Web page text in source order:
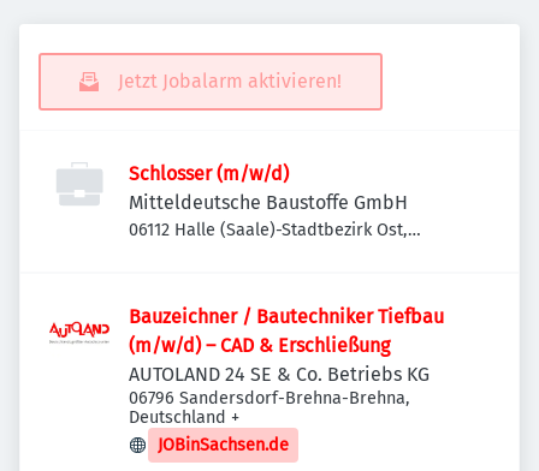
Jetzt Jobalarm aktivieren!
Schlosser (m/w/d)
Mitteldeutsche Baustoffe GmbH
06112 Halle (Saale)-Stadtbezirk Ost,
Bauzeichner / Bautechniker Tiefbau
(m/w/d) – CAD & Erschließung
AUTOLAND 24 SE & Co. Betriebs KG
06796 Sandersdorf-Brehna-Brehna,
Deutschland +
JOBinSachsen.de